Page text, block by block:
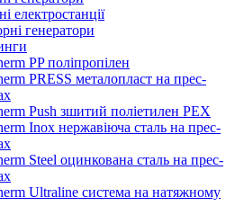
електростанції
генератори
PP поліпропілен
PRESS металопласт на прес-
Push зшитий поліетилен PEX
Inox нержавіюча сталь на прес-
Steel оцинкована сталь на прес-
Ultraline система на натяжному